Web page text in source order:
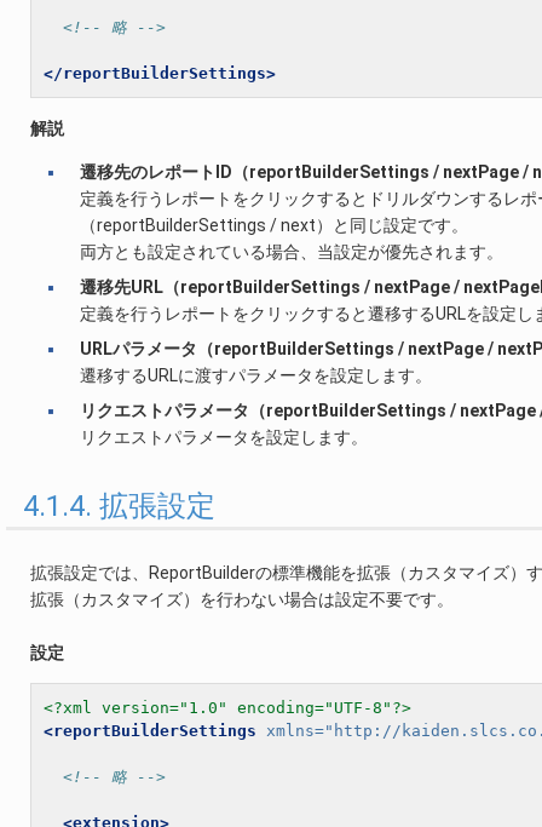
<!-- 略 -->
</reportBuilderSettings>
解説
遷移先のレポートID（reportBuilderSettings / nextPage /
定義を行うレポートをクリックするとドリルダウンするレ
（reportBuilderSettings / next）と同じ設定です。
両方とも設定されている場合、当設定が優先されます。
遷移先URL（reportBuilderSettings / nextPage /
定義を行うレポートをクリックすると遷移するURLを設定し
URLパラメータ（reportBuilderSettings / nextPage /
遷移するURLに渡すパラメータを設定します。
リクエストパラメータ（reportBuilderSettings /
リクエストパラメータを設定します。
4.1.4. 拡張設定
拡張設定では、ReportBuilderの標準機能を拡張（カスタマイズ）
拡張（カスタマイズ）を行わない場合は設定不要です。
設定
<?xml version="1.0" encoding="UTF-8"?>
<reportBuilderSettings
xmlns="http://
<!-- 略 -->
<extension>